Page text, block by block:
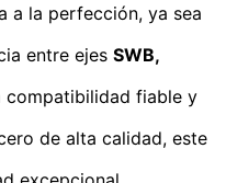
a la perfección, ya sea
entre ejes SWB,
compatibilidad fiable y
de alta calidad, este